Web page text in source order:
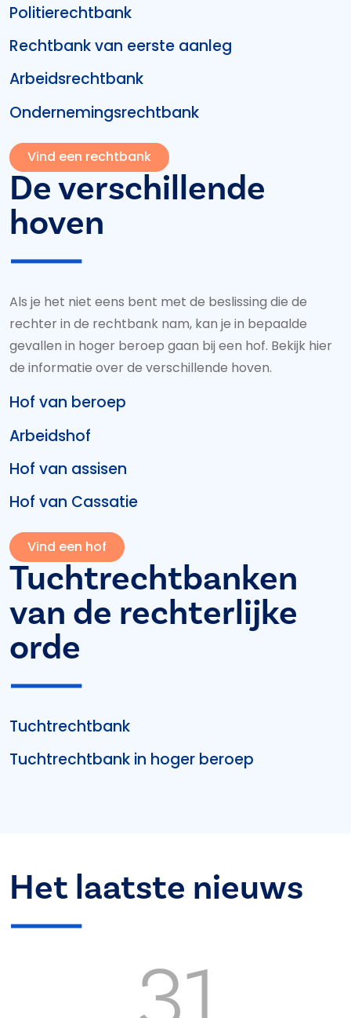
Politierechtbank
Rechtbank van eerste aanleg
Arbeidsrechtbank
Ondernemingsrechtbank
Vind een rechtbank
De verschillende
hoven
Als je het niet eens bent met de beslissing die de
rechter in de rechtbank nam, kan je in bepaalde
gevallen in hoger beroep gaan bij een hof. Bekijk hier
de informatie over de verschillende hoven.
Hof van beroep
Arbeidshof
Hof van assisen
Hof van Cassatie
Vind een hof
Tuchtrechtbanken
van de rechterlijke
orde
Tuchtrechtbank
Tuchtrechtbank in hoger beroep
Het laatste nieuws